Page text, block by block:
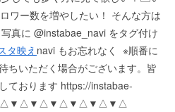
ワー数を増やしたい！ そんな方は
真に @instabae_navi をタグ付け
タ映え navi もお忘れなく ️ ※順番に
ちいただく場合がございます。 皆
ております https://instabae-